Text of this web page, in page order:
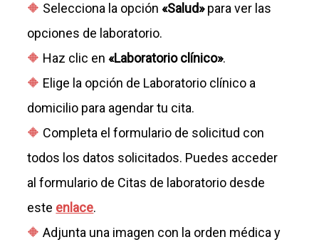
Selecciona la opción «Salud»para ver las
opciones de laboratorio.
Haz clic en«Laboratorio clínico».
Elige la opción de Laboratorio clínico a
domicilio para agendar tu cita.
Completa el formulario de solicitud con
todos los datos solicitados. Puedes acceder
al formulario de Citas de laboratorio desde
este enlace.
Adjunta una imagen con la orden médica y